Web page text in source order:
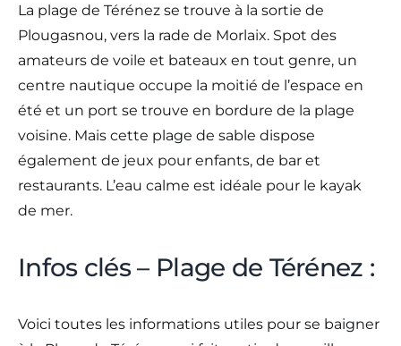
La plage de Térénez se trouve à la sortie de
Plougasnou, vers la rade de Morlaix. Spot des
amateurs de voile et bateaux en tout genre, un
centre nautique occupe la moitié de l’espace en
été et un port se trouve en bordure de la plage
voisine. Mais cette plage de sable dispose
également de jeux pour enfants, de bar et
restaurants. L’eau calme est idéale pour le kayak
de mer.
Infos clés – Plage de Térénez :
Voici toutes les informations utiles pour se baigner